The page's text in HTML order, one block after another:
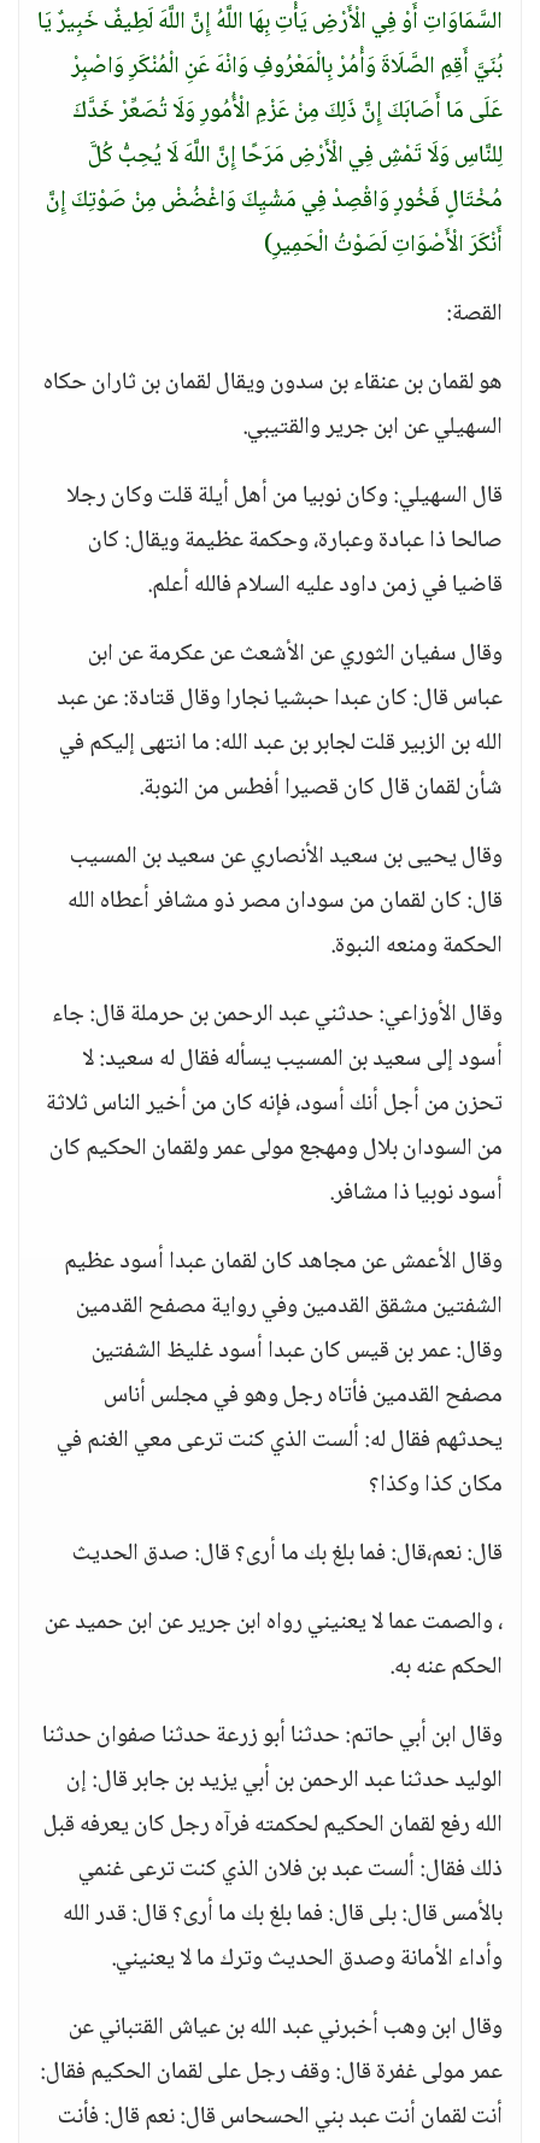
السَّمَاوَاتِ أَوْ فِي الْأَرْضِ يَأْتِ بِهَا اللَّهُ إِنَّ اللَّهَ لَطِيفٌ خَبِيرٌ يَا
بُنَيَّ أَقِمِ الصَّلَاةَ وَأْمُرْ بِالْمَعْرُوفِ وَانْهَ عَنِ الْمُنْكَرِ وَاصْبِرْ
عَلَى مَا أَصَابَكَ إِنَّ ذَلِكَ مِنْ عَزْمِ الْأُمُورِ وَلَا تُصَعِّرْ خَدَّكَ
لِلنَّاسِ وَلَا تَمْشِ فِي الْأَرْضِ مَرَحًا إِنَّ اللَّهَ لَا يُحِبُّ كُلَّ
مُخْتَالٍ فَخُورٍ وَاقْصِدْ فِي مَشْيِكَ وَاغْضُضْ مِنْ صَوْتِكَ إِنَّ
أَنْكَرَ الْأَصْوَاتِ لَصَوْتُ الْحَمِيرِ)
القصة:
هو لقمان بن عنقاء بن سدون ويقال لقمان بن ثاران حكاه
السهيلي عن ابن جرير والقتيبي.
قال السهيلي: وكان نوبيا من أهل أيلة قلت وكان رجلا
صالحا ذا عبادة وعبارة، وحكمة عظيمة ويقال: كان
قاضيا في زمن داود عليه السلام فالله أعلم.
وقال سفيان الثوري عن الأشعث عن عكرمة عن ابن
عباس قال: كان عبدا حبشيا نجارا وقال قتادة: عن عبد
الله بن الزبير قلت لجابر بن عبد الله: ما انتهى إليكم في
شأن لقمان قال كان قصيرا أفطس من النوبة.
وقال يحيى بن سعيد الأنصاري عن سعيد بن المسيب
قال: كان لقمان من سودان مصر ذو مشافر أعطاه الله
الحكمة ومنعه النبوة.
وقال الأوزاعي: حدثني عبد الرحمن بن حرملة قال: جاء
أسود إلى سعيد بن المسيب يسأله فقال له سعيد: لا
تحزن من أجل أنك أسود، فإنه كان من أخير الناس ثلاثة
من السودان بلال ومهجع مولى عمر ولقمان الحكيم كان
أسود نوبيا ذا مشافر.
وقال الأعمش عن مجاهد كان لقمان عبدا أسود عظيم
الشفتين مشقق القدمين وفي رواية مصفح القدمين
وقال: عمر بن قيس كان عبدا أسود غليظ الشفتين
مصفح القدمين فأتاه رجل وهو في مجلس أناس
يحدثهم فقال له: ألست الذي كنت ترعى معي الغنم في
مكان كذا وكذا؟
قال: نعم،قال: فما بلغ بك ما أرى؟ قال: صدق الحديث
، والصمت عما لا يعنيني رواه ابن جرير عن ابن حميد عن
الحكم عنه به.
وقال ابن أبي حاتم: حدثنا أبو زرعة حدثنا صفوان حدثنا
الوليد حدثنا عبد الرحمن بن أبي يزيد بن جابر قال: إن
الله رفع لقمان الحكيم لحكمته فرآه رجل كان يعرفه قبل
ذلك فقال: ألست عبد بن فلان الذي كنت ترعى غنمي
بالأمس قال: بلى قال: فما بلغ بك ما أرى؟ قال: قدر الله
وأداء الأمانة وصدق الحديث وترك ما لا يعنيني.
وقال ابن وهب أخبرني عبد الله بن عياش القتباني عن
عمر مولى غفرة قال: وقف رجل على لقمان الحكيم فقال:
أنت لقمان أنت عبد بني الحسحاس قال: نعم قال: فأنت